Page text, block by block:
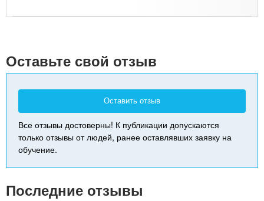
Оставьте свой отзыв
Оставить отзыв
Все отзывы достоверны! К публикации допускаются
только отзывы от людей, ранее оставлявших заявку на
обучение.
Последние отзывы